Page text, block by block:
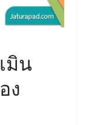
มิน
ง